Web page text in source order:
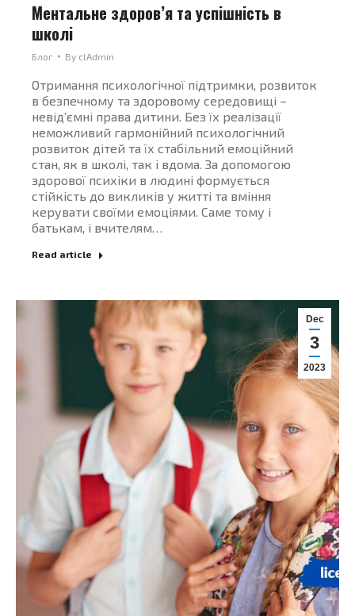
Ментальне здоров’я та успішність в
школі
Блог By clAdmin
Отримання психологічної підтримки, розвиток
в безпечному та здоровому середовищі –
невід’ємні права дитини. Без їх реалізації
неможливий гармонійний психологічний
розвиток дітей та їх стабільний емоційний
стан, як в школі, так і вдома. За допомогою
здорової психіки в людині формується
стійкість до викликів у житті та вміння
керувати своїми емоціями. Саме тому і
батькам, і вчителям…
Read article
Dec
3
2023